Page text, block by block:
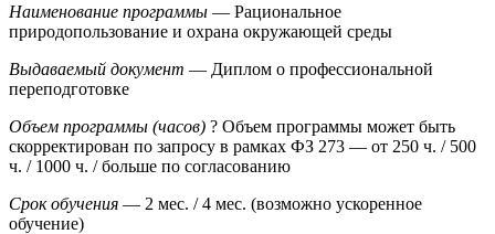
Наименование программы — Рациональное
природопользование и охрана окружающей среды
Выдаваемый документ — Диплом о профессиональной
переподготовке
Объем программы (часов) ? Объем программы может быть
скорректирован по запросу в рамках ФЗ 273 — от 250 ч. / 500
ч. / 1000 ч. / больше по согласованию
Срок обучения — 2 мес. / 4 мес. (возможно ускоренное
обучение)